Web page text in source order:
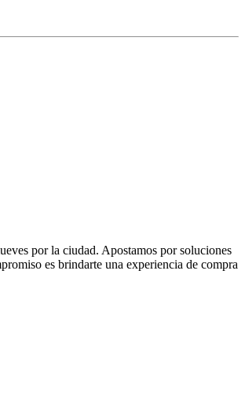
por la ciudad. Apostamos por soluciones
es brindarte una experiencia de compra